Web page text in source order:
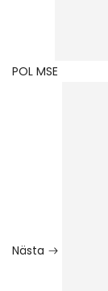
POL MSE
Nästa